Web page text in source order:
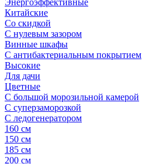
Китайские
Со скидкой
С нулевым зазором
Винные шкафы
С антибактериальным покрытием
Высокие
Для дачи
Цветные
С большой морозильной камерой
С суперзаморозкой
С ледогенератором
160 см
150 см
185 см
200 см